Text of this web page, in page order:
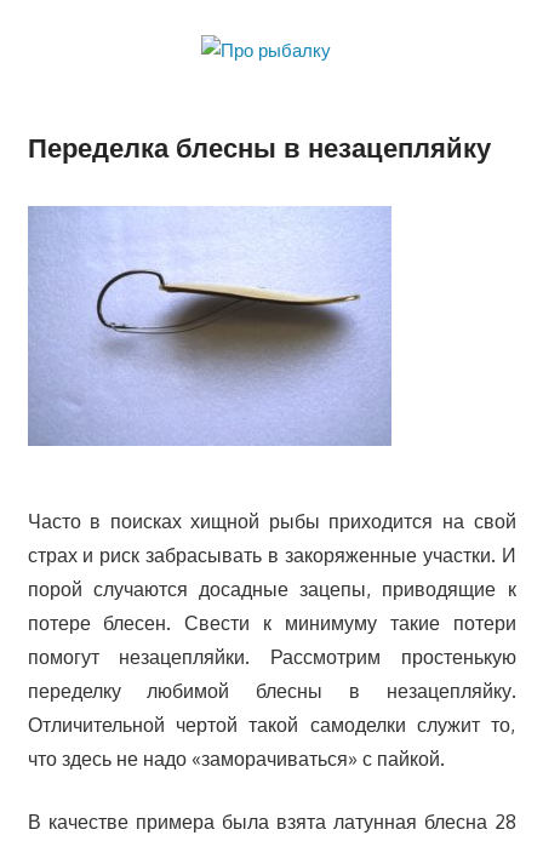
рыбалку
Переделка блесны в незацепляйку
Часто в поисках хищной рыбы приходится на свой
страх и риск забрасывать в закоряженные участки. И
порой случаются досадные зацепы, приводящие к
потере блесен. Свести к минимуму такие потери
помогут незацепляйки. Рассмотрим простенькую
переделку любимой блесны в незацепляйку.
Отличительной чертой такой самоделки служит то,
что здесь не надо «заморачиваться» с пайкой.
В качестве примера была взята латунная блесна 28